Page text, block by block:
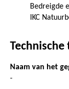
Bedreigde
IKC
Naam van het
-